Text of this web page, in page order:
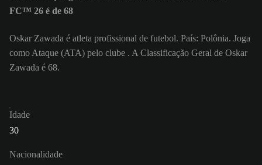
FC™ 26 é de 68
Oskar Zawada é atleta profissional de futebol. País: Polônia. Joga
como Ataque (ATA) pelo clube . A Classificação Geral de Oskar
Zawada é 68.
Idade
30
Nacionalidade